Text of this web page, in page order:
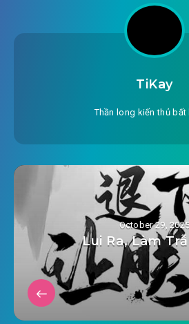
TiKay
Thần long kiến thủ bất
October 29, 2025
Lui Ra, Làm